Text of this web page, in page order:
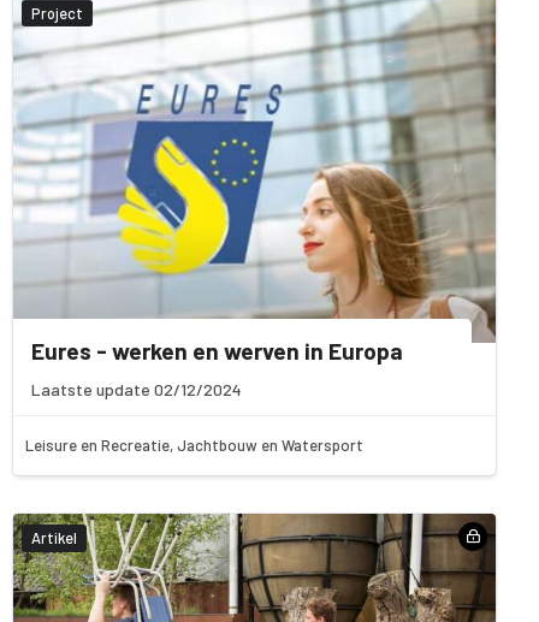
Project
Eures - werken en werven in Europa
Laatste update 02/12/2024
Leisure en Recreatie, Jachtbouw en Watersport
Artikel